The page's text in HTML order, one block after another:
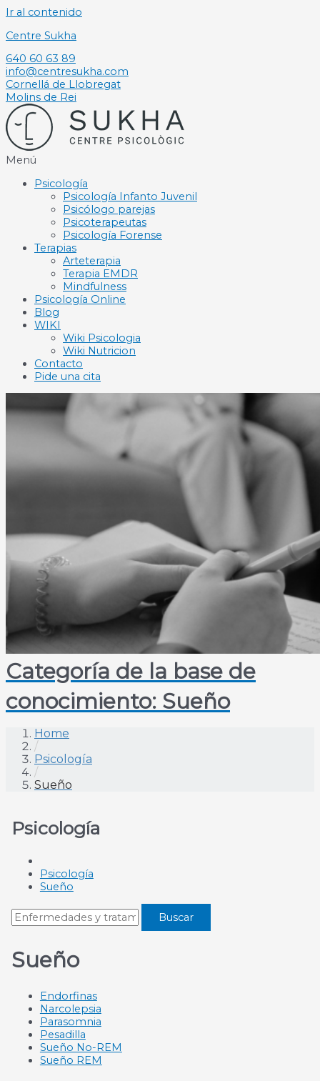
Ir al contenido
Centre Sukha
640 60 63 89
info@centresukha.com
Cornellá de Llobregat
Molins de Rei
Menú
Psicología
Psicología Infanto Juvenil
Psicólogo parejas
Psicoterapeutas
Psicología Forense
Terapias
Arteterapia
Terapia EMDR
Mindfulness
Psicología Online
Blog
WIKI
Wiki Psicologia
Wiki Nutricion
Contacto
Pide una cita
Categoría de la base de
conocimiento: Sueño
Home
/
Psicología
/
Sueño
Psicología
Psicología
Sueño
Sueño
Endorfinas
Narcolepsia
Parasomnia
Pesadilla
Sueño No-REM
Sueño REM